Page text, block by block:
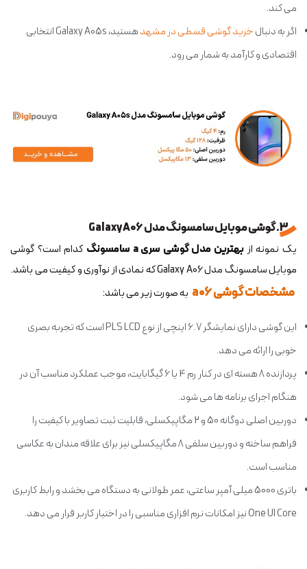
می کند.
اگر به دنبالخرید گوشی قسطی در مشهد
هستید، Galaxy A05s انتخابی
اقتصادی و کارآمد به شمار می رود.
3. گوشی موبایل سامسونگ مدل Galaxy A06
یک نمونه ازبهترین مدل گوشی سری a سامسونگ
کدام است؟ گوشی
موبایل سامسونگ مدل Galaxy A06 که نمادی از نوآوری و کیفیت می باشد.
مشخصات گوشی a06 به صورت زیر می باشد:
این گوشی دارای نمایشگر 6.7 اینچی از نوع PLS LCD است که تجربه بصری
خوبی را ارائه می دهد.
پردازنده 8 هسته ای در کنار رم 4 یا 6 گیگابایت، موجب عملکرد مناسب آن در
هنگام اجرای برنامه ها می شود.
دوربین اصلی دوگانه 50 و 2 مگاپیکسلی، قابلیت ثبت تصاویر با کیفیت را
فراهم ساخته و دوربین سلفی 8 مگاپیکسلی نیز برای علاقه مندان به عکاسی
مناسب است.
باتری 5000 میلی آمپر ساعتی، عمر طولانی به دستگاه می بخشد و رابط کاربری
One UI Core نیز امکانات نرم افزاری مناسبی را در اختیار کاربر قرار می دهد.